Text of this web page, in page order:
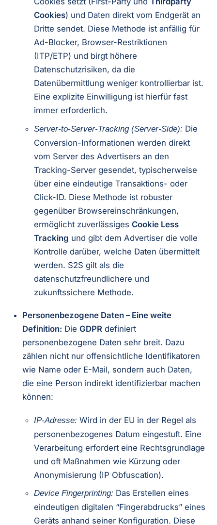
Cookies) und Daten direkt vom Endgerät an
Dritte sendet. Diese Methode ist anfällig für
Ad-Blocker, Browser-Restriktionen
(ITP/ETP) und birgt höhere
Datenschutzrisiken, da die
Datenübermittlung weniger kontrollierbar ist.
Eine explizite Einwilligung ist hierfür fast
immer erforderlich.
Server-to-Server-Tracking (Server-Side): Die
Conversion-Informationen werden direkt
vom Server des Advertisers an den
Tracking-Server gesendet, typischerweise
über eine eindeutige Transaktions- oder
Click-ID. Diese Methode ist robuster
gegenüber Browsereinschränkungen,
ermöglicht zuverlässigesCookie Less
Tracking und gibt dem Advertiser die volle
Kontrolle darüber, welche Daten übermittelt
werden. S2S gilt als die
datenschutzfreundlichere und
zukunftssichere Methode.
Personenbezogene Daten – Eine weite
Definition: DieGDPR definiert
personenbezogene Daten sehr breit. Dazu
zählen nicht nur offensichtliche Identifikatoren
wie Name oder E-Mail, sondern auch Daten,
die eine Person indirekt identifizierbar machen
können:
IP-Adresse: Wird in der EU in der Regel als
personenbezogenes Datum eingestuft. Eine
Verarbeitung erfordert eine Rechtsgrundlage
und oft Maßnahmen wie Kürzung oder
Anonymisierung (IP Obfuscation).
Device Fingerprinting: Das Erstellen eines
eindeutigen digitalen “Fingerabdrucks” eines
Geräts anhand seiner Konfiguration. Diese